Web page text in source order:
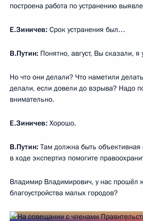
построена работа по устранению
Е.Зиничев: Срок устранения был…
В.Путин: Понятно, август, Вы сказали,
Но что они делали? Что наметили
делали, если довели до взрыва? Надо
внимательно.
Е.Зиничев: Хорошо.
В.Путин: Там должна быть
в ходе экспертиз помогите
Владимир Владимирович, у нас прошёл
благоустройства малых городов?